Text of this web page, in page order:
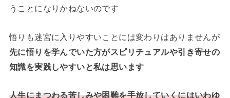
うことになりかねないのです
悟りも迷宮に入りやすいことには変わりはありませんが
先に悟りを学んでいた方がスピリチュアルや引き寄せの
知識を実践しやすいと私は思います
人生にまつわる苦しみや困難を手放していくにはいわゆ